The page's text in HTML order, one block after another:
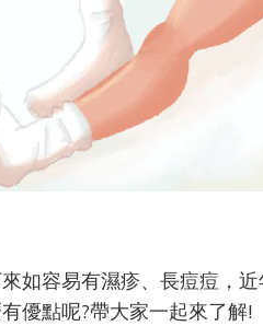
如容易有濕疹、長痘痘，
優點呢?帶大家一起來了解!